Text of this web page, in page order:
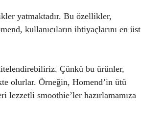
yatmaktadır. Bu özellikler,
kullanıcıların ihtiyaçlarını en üst
Çünkü bu ürünler,
olurlar. Örneğin, Homend’in ütü
lezzetli smoothie’ler hazırlamamıza